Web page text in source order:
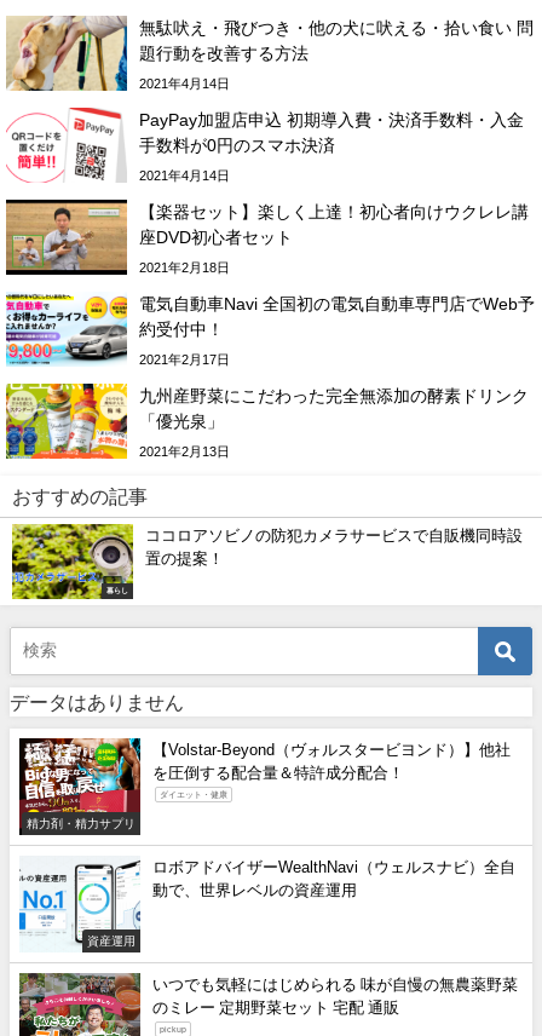
無駄吠え・飛びつき・他の犬に吠える・拾い食い 問
題行動を改善する方法
2021年4月14日
PayPay加盟店申込 初期導入費・決済手数料・入金
手数料が0円のスマホ決済
2021年4月14日
【楽器セット】楽しく上達！初心者向けウクレレ講
座DVD初心者セット
2021年2月18日
電気自動車Navi 全国初の電気自動車専門店でWeb予
約受付中！
2021年2月17日
九州産野菜にこだわった完全無添加の酵素ドリンク
「優光泉」
2021年2月13日
おすすめの記事
暮らし
ココロアソビノの防犯カメラサービスで自販機同時設
置の提案！
データはありません
精力剤・精力サプリ
【Volstar-Beyond（ヴォルスタービヨンド）】他社
を圧倒する配合量＆特許成分配合！
ダイエット・健康
資産運用
ロボアドバイザーWealthNavi（ウェルスナビ）全自
動で、世界レベルの資産運用
いつでも気軽にはじめられる 味が自慢の無農薬野菜
のミレー 定期野菜セット 宅配 通販
pickup